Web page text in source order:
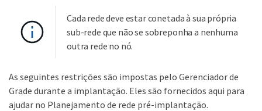
Cada rede deve estar conetada à sua própria
sub-rede que não se sobreponha a nenhuma
outra rede no nó.
As seguintes restrições são impostas pelo Gerenciador de
Grade durante a implantação. Eles são fornecidos aqui para
ajudar no Planejamento de rede pré-implantação.